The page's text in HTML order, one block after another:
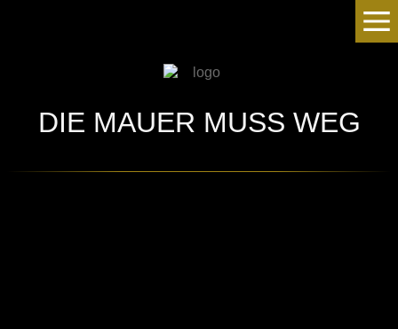
DIE MAUER MUSS WEG